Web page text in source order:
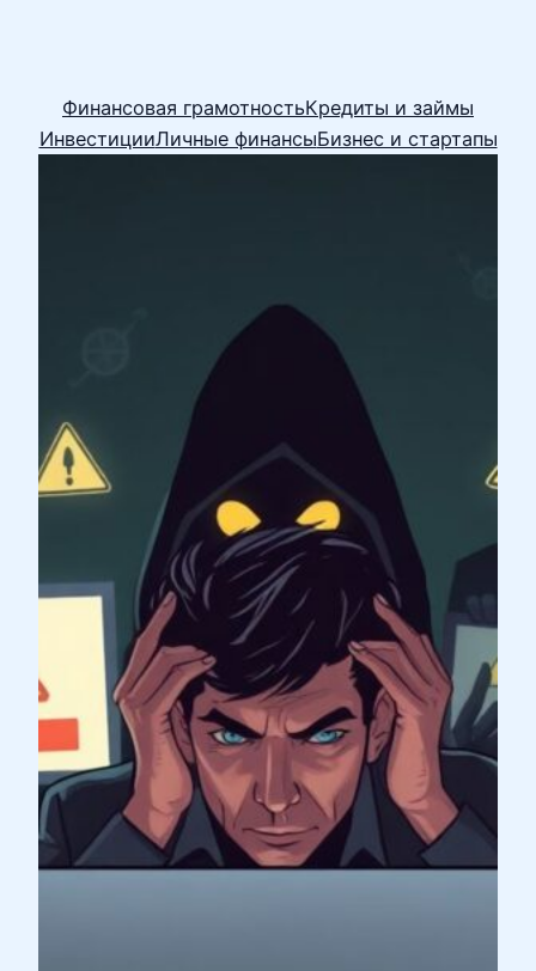
Финансовая грамотностьКредиты и займы
ИнвестицииЛичные финансыБизнес и стартапы